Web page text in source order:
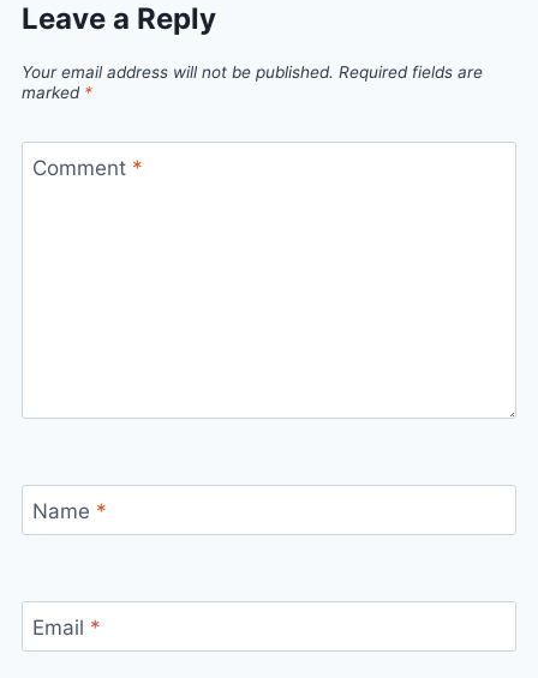
Leave a Reply
Your email address will not be published. Required fields are
marked *
Comment *
Name *
Email *